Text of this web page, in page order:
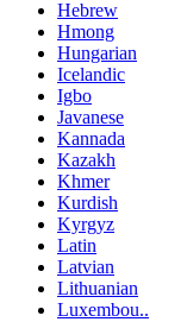
Hebrew
Hmong
Hungarian
Icelandic
Igbo
Javanese
Kannada
Kazakh
Khmer
Kurdish
Kyrgyz
Latin
Latvian
Lithuanian
Luxembou..